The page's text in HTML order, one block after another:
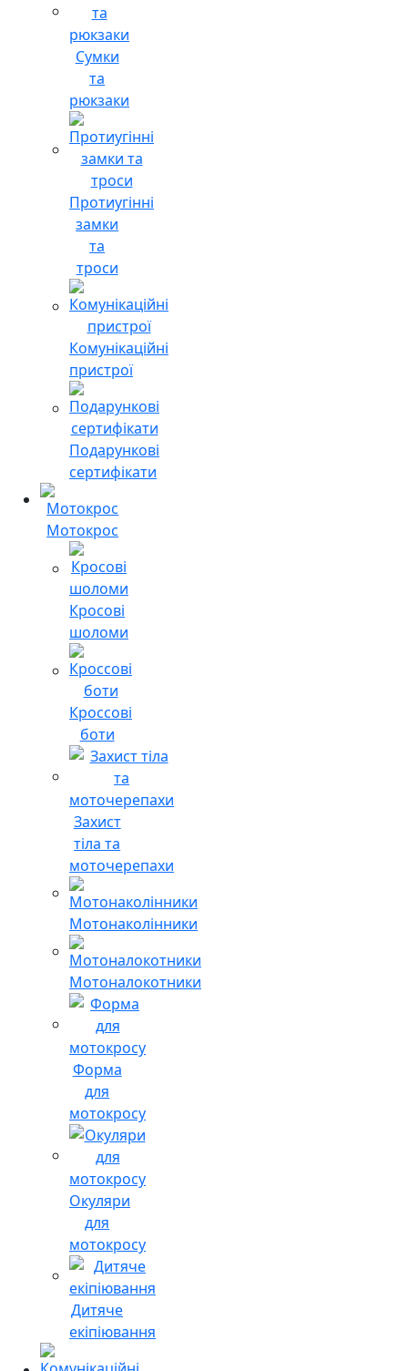
Сумки
та
рюкзаки
Протиугінні
замки
та
троси
Комунікаційні
пристрої
Подарункові
сертифікати
Мотокрос
Кросові
шоломи
Кроссові
боти
Захист
тіла та
моточерепахи
Мотонаколінники
Мотоналокотники
Форма
для
мотокросу
Окуляри
для
мотокросу
Дитяче
екіпіювання